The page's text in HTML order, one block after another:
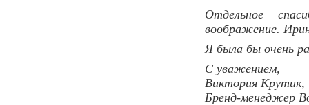
Отдельное
воображение.
Я была бы очень
С уважением,
Виктория Крутик,
Бренд-менеджер